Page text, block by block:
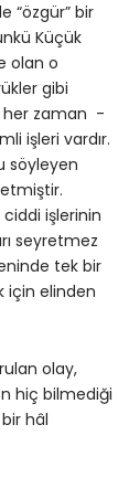
“özgür” bir
Küçük
olan o
gibi
her zaman -
işleri vardır.
söyleyen
ciddi işlerinin
seyretmez
tek bir
için elinden
olay,
hiç bilmediği
hâl